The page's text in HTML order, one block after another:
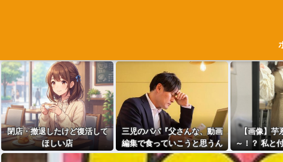
閉店・撤退したけど復活して
ほしい店
三児のパパ『父さんな、動画
編集で食っていこうと思うん
だ』→結果
【画像】芋
～！？ 私と
私脱いだら